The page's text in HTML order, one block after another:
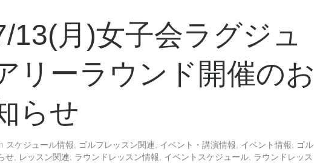
13(月)女子会ラグジュ
リーラウンド開催のお
らせ
スケジュール情報, ゴルフレッスン関連, イベント・講演情報, イベント情報, ゴル
せ, レッスン関連, ラウンドレッスン情報, イベントスケジュール, ラウンドレッス